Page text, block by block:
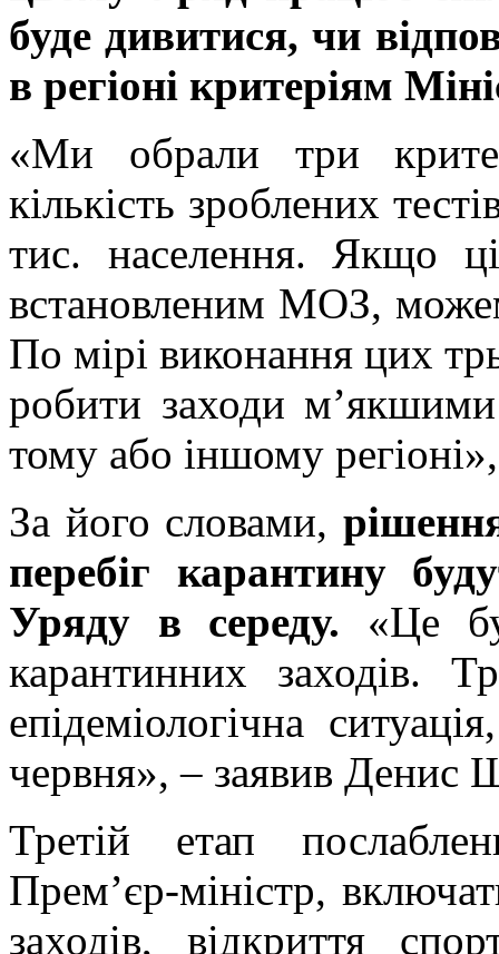
буде дивитися, чи
в регіоні критеріям
«Ми обрали три
кількість зроблених
тис. населення. Якщо
встановленим МОЗ,
По мірі виконання цих
робити заходи
тому або іншому
За його словами,
перебіг карантину
Уряду в середу. «Це
карантинних заходів.
епідеміологічна
червня», – заявив Денис
Третій етап
Прем’єр-міністр,
заходів, відкриття